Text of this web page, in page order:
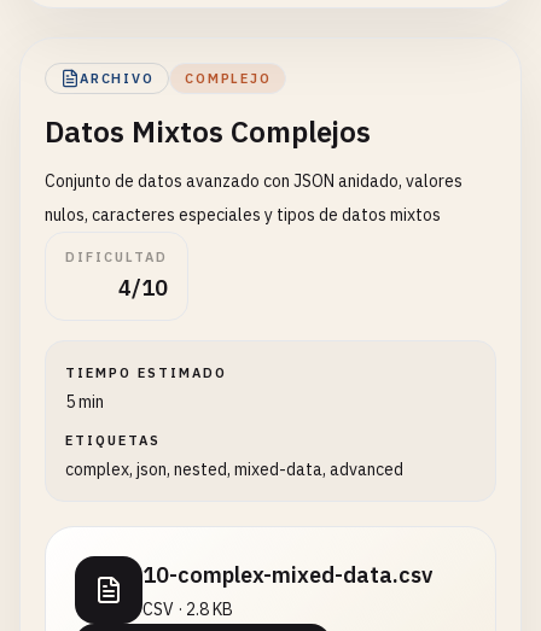
ARCHIVO COMPLEJO
Datos Mixtos Complejos
Conjunto de datos avanzado con JSON anidado, valores
nulos, caracteres especiales y tipos de datos mixtos
DIFICULTAD
4/10
TIEMPO ESTIMADO
5 min
ETIQUETAS
complex, json, nested, mixed-data, advanced
10-complex-mixed-data.csv
CSV · 2.8 KB